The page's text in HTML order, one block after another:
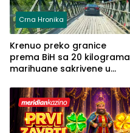
Crna Hronika
Krenuo preko granice
prema BiH sa 20 kilograma
marihuane sakrivene u